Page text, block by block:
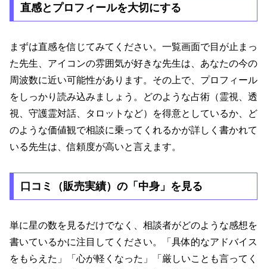
直感とプロフィールを大切にする
まずは直感を信じてみてください。一覧画面で目が止まっ
た先生、アイコンの雰囲気が好きな先生は、あなたの今の
周波数に近い可能性があります。その上で、プロフィール
をしっかり読み込みましょう。どのような占術（霊視、透
視、守護霊対話、タロットなど）を得意としているか、ど
のような価値観で相談に乗ってくれるかが詳しく書かれて
いる先生は、信頼度が高いと言えます。
口コミ（販売実績）の「中身」を見る
単に星の数を見るだけでなく、相談者がどのような感想を
書いているかに注目してください。「具体的なアドバイス
をもらえた」「心が軽くなった」「厳しいことも言ってく